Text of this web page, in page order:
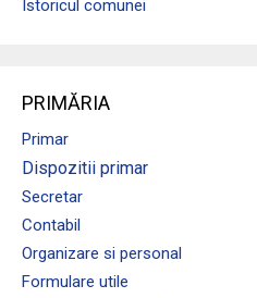
Istoricul comunei
PRIMĂRIA
Primar
Dispozitii primar
Secretar
Contabil
Organizare si personal
Formulare utile